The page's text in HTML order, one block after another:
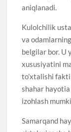
aniqlanadi.
Kulolchilik
va
belgilar bor. U
xususiyatini
to’xtalishi fakti
shahar
izohlash
Samarqand